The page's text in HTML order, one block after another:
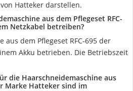
Hatteker darstellen.
aus dem Pflegeset RFC-
Netzkabel betreiben?
aus dem Pflegeset RFC-695 der
Akku betrieben. Die Betriebszeit
die Haarschneidemaschine aus
Marke Hatteker sind im